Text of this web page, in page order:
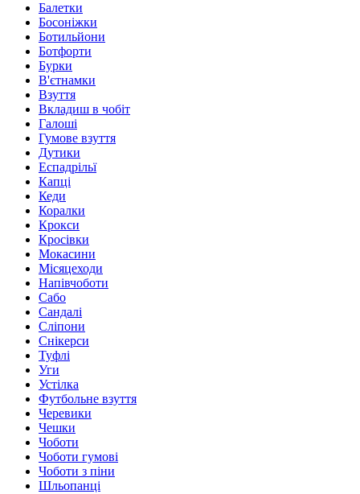
Балетки
Босоніжки
Ботильйони
Ботфорти
Бурки
В'єтнамки
Взуття
Вкладиш в чобіт
Галоші
Гумове взуття
Дутики
Еспадрільї
Капці
Кеди
Коралки
Крокси
Кросівки
Мокасини
Місяцеходи
Напівчоботи
Сабо
Сандалі
Сліпони
Снікерси
Туфлі
Уги
Устілка
Футбольне взуття
Черевики
Чешки
Чоботи
Чоботи гумові
Чоботи з піни
Шльопанці